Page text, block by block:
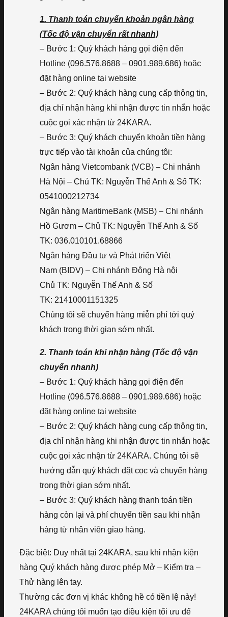
1. Thanh toán chuyển khoản ngân hàng
(Tốc độ vận chuyển rất nhanh)
– Bước 1: Quý khách hàng gọi điện đến
Hotline (096.576.8688 – 0901.989.686) hoặc
đặt hàng online tại website
– Bước 2: Quý khách hàng cung cấp thông tin,
địa chỉ nhận hàng khi nhận được tin nhắn hoặc
cuộc gọi xác nhận từ 24KARA.
– Bước 3: Quý khách chuyển khoản tiền hàng
trực tiếp vào tài khoản của chúng tôi:
Ngân hàng Vietcombank (VCB) – Chi nhánh
Hà Nội – Chủ TK: Nguyễn Thế Anh & Số TK:
0541000212734
Ngân hàng MaritimeBank (MSB) – Chi nhánh
Hồ Gươm – Chủ TK: Nguyễn Thế Anh & Số
TK: 036.010101.68866
Ngân hàng Đầu tư và Phát triển Việt
Nam (BIDV) – Chi nhánh Đông Hà nội
Chủ TK: Nguyễn Thế Anh & Số
TK: 21410001151325
Chúng tôi sẽ chuyển hàng miễn phí tới quý
khách trong thời gian sớm nhất.
2. Thanh toán khi nhận hàng (Tốc độ vận
chuyển nhanh)
– Bước 1: Quý khách hàng gọi điện đến
Hotline (096.576.8688 – 0901.989.686) hoặc
đặt hàng online tại website
– Bước 2: Quý khách hàng cung cấp thông tin,
địa chỉ nhận hàng khi nhận được tin nhắn hoặc
cuộc gọi xác nhận từ 24KARA. Chúng tôi sẽ
hướng dẫn quý khách đặt cọc và chuyển hàng
trong thời gian sớm nhất.
– Bước 3: Quý khách hàng thanh toán tiền
hàng còn lại và phí chuyển tiền sau khi nhận
hàng từ nhân viên giao hàng.
Đặc biệt: Duy nhất tại 24KARA, sau khi nhận kiện
hàng Quý khách hàng được phép Mở – Kiểm tra –
Thử hàng lên tay.
Thường các đơn vị khác không hề có tiền lệ này!
24KARA chúng tôi muốn tạo điều kiện tối ưu để